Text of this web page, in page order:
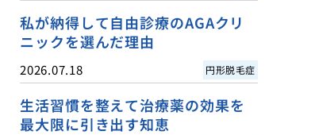
私が納得して自由診療のAGAクリ
ニックを選んだ理由
2026.07.18 円形脱毛症
生活習慣を整えて治療薬の効果を
最大限に引き出す知恵